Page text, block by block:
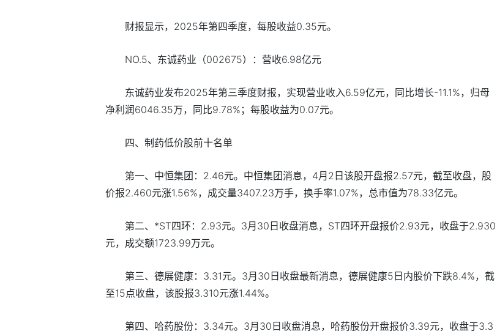
财报显示，2025年第四季度，每股收益0.35元。
NO.5、东诚药业（002675）：营收6.98亿元
东诚药业发布2025年第三季度财报，实现营业收入6.59亿元，同比增长-11.1%，归母
净利润6046.35万，同比9.78%；每股收益为0.07元。
四、制药低价股前十名单
第一、中恒集团：2.46元。中恒集团消息，4月2日该股开盘报2.57元，截至收盘，股
价报2.460元涨1.56%，成交量3407.23万手，换手率1.07%，总市值为78.33亿元。
第二、*ST四环：2.93元。3月30日收盘消息，ST四环开盘报价2.93元，收盘于2.930
元，成交额1723.99万元。
第三、德展健康：3.31元。3月30日收盘最新消息，德展健康5日内股价下跌8.4%，截
至15点收盘，该股报3.310元涨1.44%。
第四、哈药股份：3.34元。3月30日收盘消息，哈药股份开盘报价3.39元，收盘于3.3